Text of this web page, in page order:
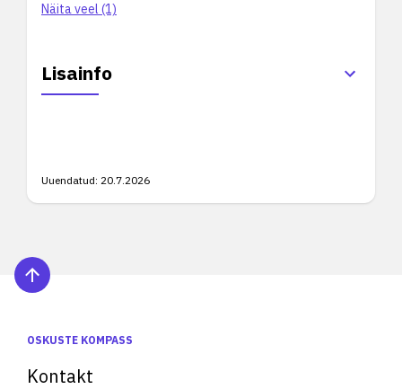
Näita veel (1)
Lisainfo
Uuendatud: 20.7.2026
OSKUSTE KOMPASS
Kontakt